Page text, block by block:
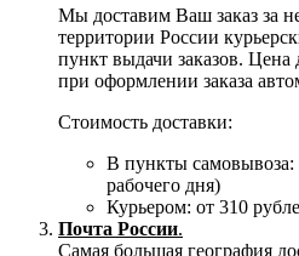
Мы доставим Ваш заказ за
территории России
пункт выдачи заказов. Цена
при оформлении заказа
Стоимость доставки:
В пункты самовывоза:
рабочего дня)
Курьером: от 310
Почта России.
Самая большая география